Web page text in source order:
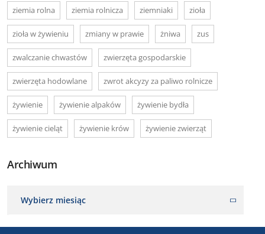
ziemia rolna ziemia rolnicza ziemniaki zioła
zioła w żywieniu zmiany w prawie żniwa zus
zwalczanie chwastów zwierzęta gospodarskie
zwierzęta hodowlane zwrot akcyzy za paliwo rolnicze
żywienie żywienie alpaków żywienie bydła
żywienie cieląt żywienie krów żywienie zwierząt
Archiwum
Wybierz miesiąc